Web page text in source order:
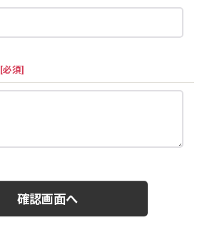
[必須]
確認画面へ